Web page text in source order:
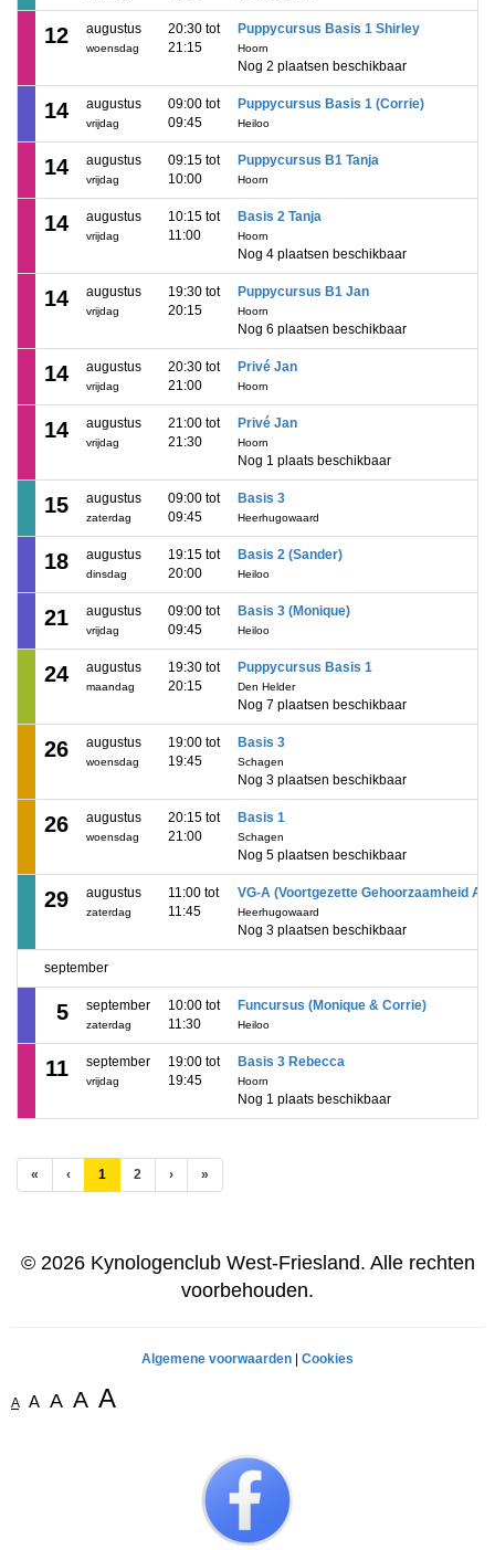
12 augustus
woensdag
20:30 tot
21:15
Puppycursus Basis 1 Shirley
Hoorn
Nog 2 plaatsen beschikbaar
14 augustus
vrijdag
09:00 tot
09:45
Puppycursus Basis 1 (Corrie)
Heiloo
14 augustus
vrijdag
09:15 tot
10:00
Puppycursus B1 Tanja
Hoorn
14 augustus
vrijdag
10:15 tot
11:00
Basis 2 Tanja
Hoorn
Nog 4 plaatsen beschikbaar
14 augustus
vrijdag
19:30 tot
20:15
Puppycursus B1 Jan
Hoorn
Nog 6 plaatsen beschikbaar
14 augustus
vrijdag
20:30 tot
21:00
Privé Jan
Hoorn
14 augustus
vrijdag
21:00 tot
21:30
Privé Jan
Hoorn
Nog 1 plaats beschikbaar
15 augustus
zaterdag
09:00 tot
09:45
Basis 3
Heerhugowaard
18 augustus
dinsdag
19:15 tot
20:00
Basis 2 (Sander)
Heiloo
21 augustus
vrijdag
09:00 tot
09:45
Basis 3 (Monique)
Heiloo
24 augustus
maandag
19:30 tot
20:15
Puppycursus Basis 1
Den Helder
Nog 7 plaatsen beschikbaar
26 augustus
woensdag
19:00 tot
19:45
Basis 3
Schagen
Nog 3 plaatsen beschikbaar
26 augustus
woensdag
20:15 tot
21:00
Basis 1
Schagen
Nog 5 plaatsen beschikbaar
29 augustus
zaterdag
11:00 tot
11:45
VG-A (Voortgezette Gehoorzaamheid A)
Heerhugowaard
Nog 3 plaatsen beschikbaar
september
5 september
zaterdag
10:00 tot
11:30
Funcursus (Monique & Corrie)
Heiloo
11 september
vrijdag
19:00 tot
19:45
Basis 3 Rebecca
Hoorn
Nog 1 plaats beschikbaar
« ‹ 1 (huidige)
2 › »
© 2026 Kynologenclub West-Friesland. Alle rechten
voorbehouden.
Algemene voorwaarden Cookies
A A A A A